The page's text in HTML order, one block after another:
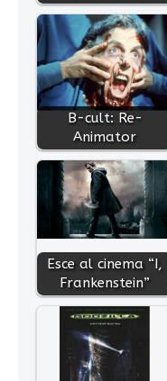
B-cult: Re-
Animator
Esce al cinema “I,
Frankenstein”